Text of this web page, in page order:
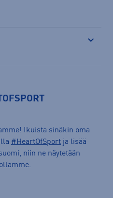
Ikuista sinäkin oma
#HeartOfSport ja lisää
niin ne näytetään